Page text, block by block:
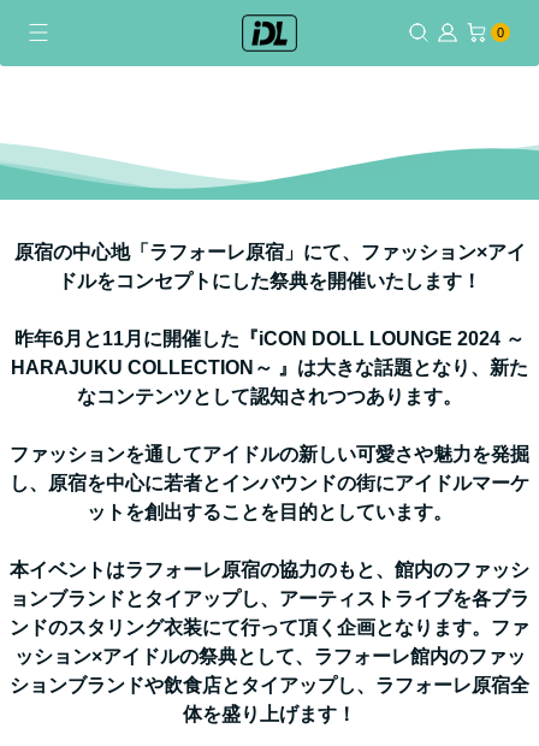
ン
ツ
ッ
00個のアイテム
原宿の中心地「ラフォーレ原宿」にて、ファッション×アイ
ドルをコンセプトにした祭典を開催いたします！
昨年6月と11月に開催した『iCON DOLL LOUNGE 2024 ～
HARAJUKU COLLECTION～ 』は大きな話題となり、新た
なコンテンツとして認知されつつあります。
ファッションを通してアイドルの新しい可愛さや魅力を発掘
し、原宿を中心に若者とインバウンドの街にアイドルマーケ
ットを創出することを目的としています。
本イベントはラフォーレ原宿の協力のもと、館内のファッシ
ョンブランドとタイアップし、アーティストライブを各ブラ
ンドのスタリング衣装にて行って頂く企画となります。ファ
ッション×アイドルの祭典として、ラフォーレ館内のファッ
ションブランドや飲食店とタイアップし、ラフォーレ原宿全
体を盛り上げます！